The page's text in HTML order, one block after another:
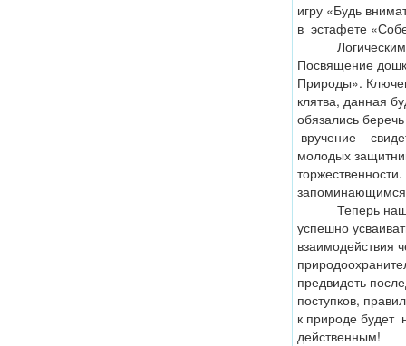
игру «Будь
в эстафете
Логическим
Посвящение
Природы».
клятва, данная
обязались
вручение
молодых
Теперь наши
успешно
взаимодействия
предвидеть
поступков,
к природе будет
действенным!